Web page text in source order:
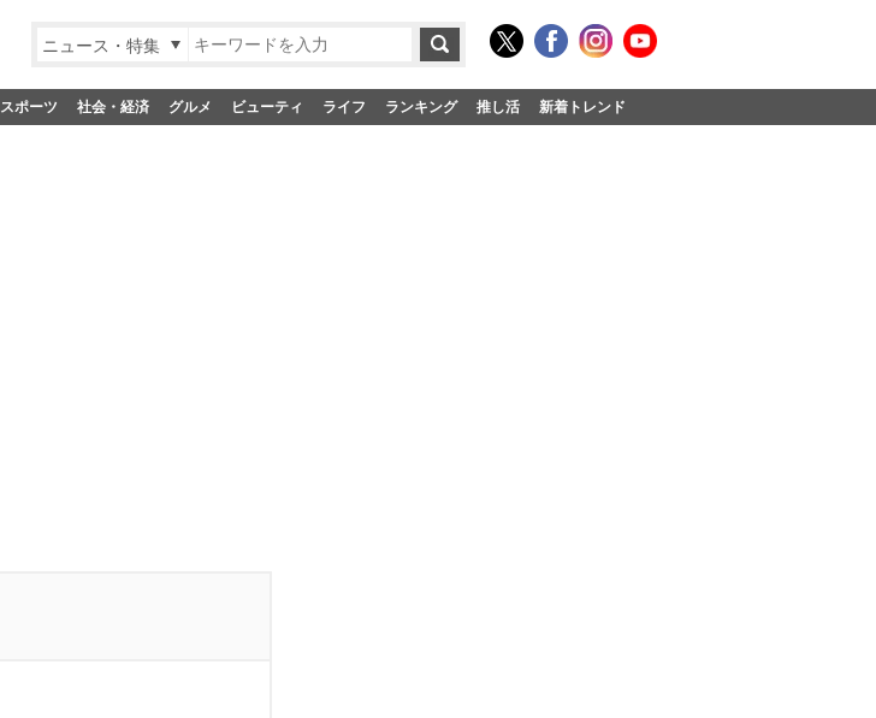
ニュース・特集
スポーツ 社会・経済 グルメ ビューティ ライフ ランキング 推し活 新着トレンド